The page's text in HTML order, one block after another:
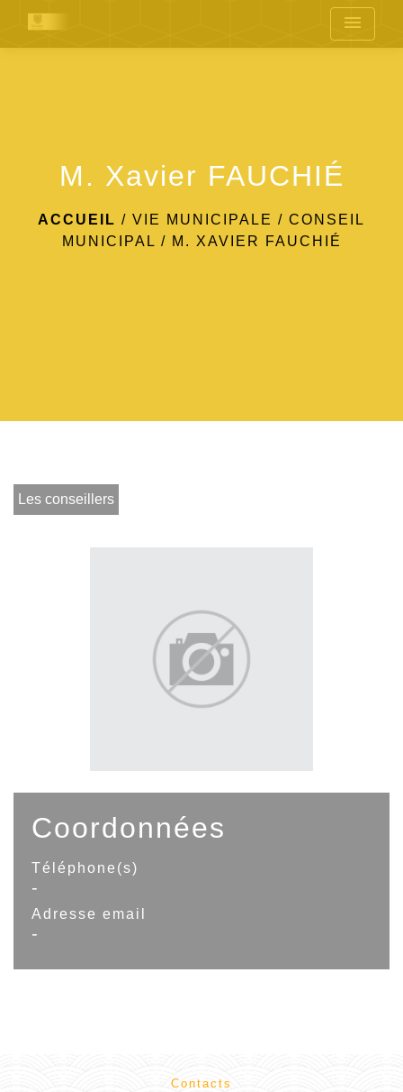
menu
M. Xavier FAUCHIÉ
ACCUEIL / VIE MUNICIPALE / CONSEIL
MUNICIPAL / M. XAVIER FAUCHIÉ
Les conseillers
Coordonnées
Téléphone(s)
-
Adresse email
-
Contacts